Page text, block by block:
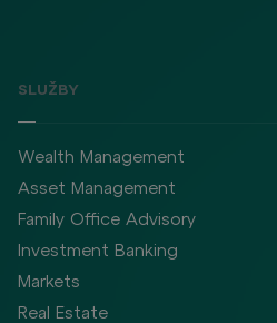
SLUŽBY
Wealth Management
Asset Management
Family Office Advisory
Investment Banking
Markets
Real Estate